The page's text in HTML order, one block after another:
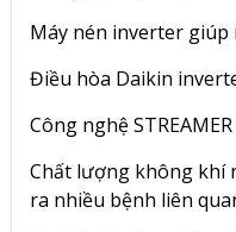
Máy nén inverter giúp
Điều hòa Daikin
Công nghệ STREAMER
Chất lượng không khí
ra nhiều bệnh liên